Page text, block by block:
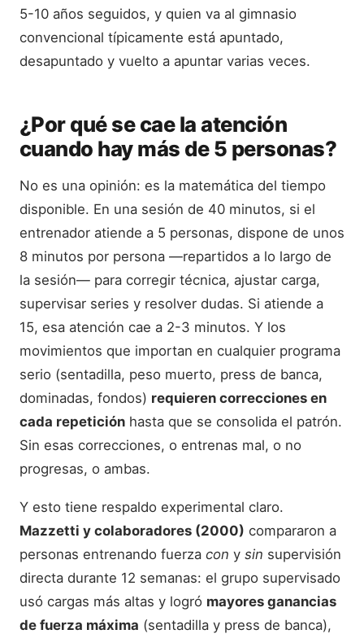
5-10 años seguidos, y quien va al gimnasio
convencional típicamente está apuntado,
desapuntado y vuelto a apuntar varias veces.
¿Por qué se cae la atención
cuando hay más de 5 personas?
No es una opinión: es la matemática del tiempo
disponible. En una sesión de 40 minutos, si el
entrenador atiende a 5 personas, dispone de unos
8 minutos por persona —repartidos a lo largo de
la sesión— para corregir técnica, ajustar carga,
supervisar series y resolver dudas. Si atiende a
15, esa atención cae a 2-3 minutos. Y los
movimientos que importan en cualquier programa
serio (sentadilla, peso muerto, press de banca,
dominadas, fondos) requieren correcciones en
cada repetición hasta que se consolida el patrón.
Sin esas correcciones, o entrenas mal, o no
progresas, o ambas.
Y esto tiene respaldo experimental claro.
Mazzetti y colaboradores (2000) compararon a
personas entrenando fuerza con y sin supervisión
directa durante 12 semanas: el grupo supervisado
usó cargas más altas y logró mayores ganancias
de fuerza máxima (sentadilla y press de banca),